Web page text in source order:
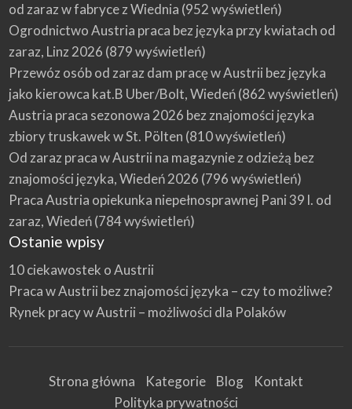
od zaraz w fabryce z Wiednia (952 wyświetleń)
Ogrodnictwo Austria praca bez języka przy kwiatach od
zaraz, Linz 2026 (879 wyświetleń)
Przewóz osób od zaraz dam pracę w Austrii bez języka
jako kierowca kat.B Uber/Bolt, Wiedeń(862 wyświetleń)
Austria praca sezonowa 2026 bez znajomości języka
zbiory truskawek w St. Pölten (810 wyświetleń)
Od zaraz praca w Austrii na magazynie z odzieżą bez
znajomości języka, Wiedeń 2026 (796 wyświetleń)
Praca Austria opiekunka niepełnosprawnej Pani 39 l. od
zaraz, Wiedeń(784 wyświetleń)
Ostanie wpisy
10 ciekawostek o Austrii
Praca w Austrii bez znajomości języka – czy to możliwe?
Rynek pracy w Austrii – możliwości dla Polaków
Strona główna Kategorie Blog
Kontakt
Polityka prywatności